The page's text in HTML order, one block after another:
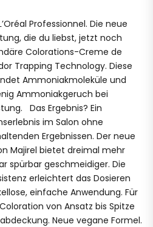
Professionnel. Die neue
die du liebst, jetzt noch
Colorations-Creme de
Trapping Technology. Diese
Ammoniakmoleküle und
Ammoniakgeruch bei
Das Ergebnis? Ein
im Salon ohne
Ergebnissen. Der neue
Majirel bietet dreimal mehr
spürbar geschmeidiger. Die
erleichtert das Dosieren
einfache Anwendung. Für
von Ansatz bis Spitze
Neue vegane Formel.